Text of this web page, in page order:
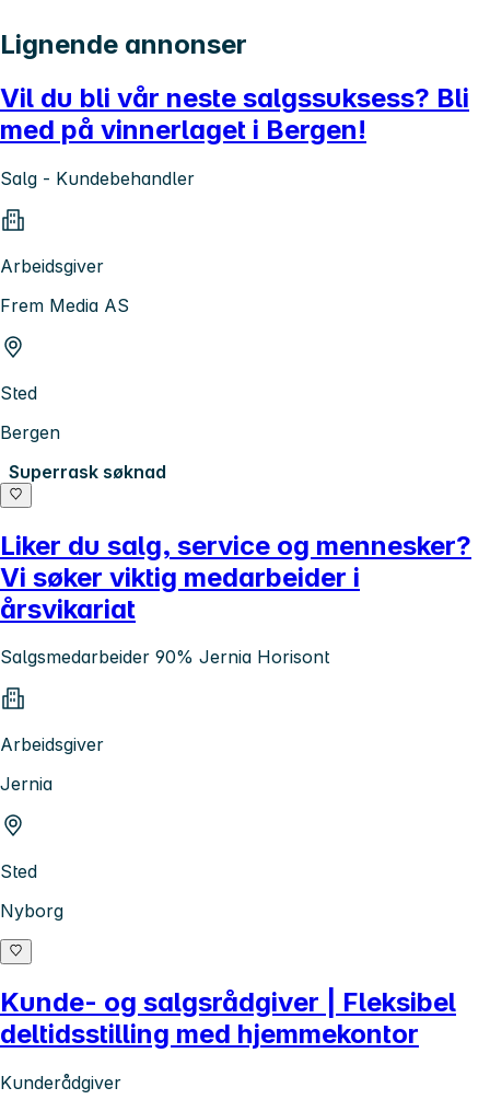
Lignende annonser
Vil du bli vår neste salgssuksess? Bli
med på vinnerlaget i Bergen!
Salg - Kundebehandler
Arbeidsgiver
Frem Media AS
Sted
Bergen
Superrask søknad
Liker du salg, service og mennesker?
Vi søker viktig medarbeider i
årsvikariat
Salgsmedarbeider 90% Jernia Horisont
Arbeidsgiver
Jernia
Sted
Nyborg
Kunde- og salgsrådgiver | Fleksibel
deltidsstilling med hjemmekontor
Kunderådgiver